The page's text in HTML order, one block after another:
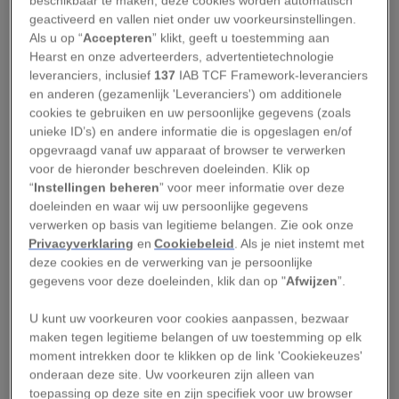
MATEJ HARTMAN, TRANSDINARICA.COM
De Trans Dinarica biedt veel bezoekers voor het eerst de kans om langs
Werelderfgoed-plekken en door dorpen en nationale parken te fietsen.
Hier komen fietsers door het dorp Vrboska, op het Kroatische eiland Hvar.
Met zijn netwerk van afwisselend verharde en
onverharde weggetjes is de route samengesteld
uit mountainbike-paden, gravelwegen en
geasfalteerde stukken, en benadrukt het scala
kammen met uitzicht op zee, bergpassen, -
meren en -rivieren, en stadjes in het hart van de
Dinarische Alpen (vandaar de naam) en de
geactiveerd en vallen niet onder uw voorkeursinstellingen.
Als u op “Accepteren” klikt, geeft u toestemming aan
Hearst en onze adverteerders, advertentietechnologie
leveranciers, inclusief 137 IAB TCF Framework-leveranciers
en anderen (gezamenlijk 'Leveranciers') om additionele
cookies te gebruiken en uw persoonlijke gegevens (zoals
unieke ID’s) en andere informatie die is opgeslagen en/of
opgevraagd vanaf uw apparaat of browser te verwerken
voor de hieronder beschreven doeleinden. Klik op
“Instellingen beheren” voor meer informatie over deze
doeleinden en waar wij uw persoonlijke gegevens
verwerken op basis van legitieme belangen. Zie ook onze
Privacyverklaring enCookiebeleid. Als je niet instemt met
deze cookies en de verwerking van je persoonlijke
gegevens voor deze doeleinden, klik dan op "Afwijzen”.
U kunt uw voorkeuren voor cookies aanpassen, bezwaar
maken tegen legitieme belangen of uw toestemming op elk
moment intrekken door te klikken op de link 'Cookiekeuzes'
onderaan deze site. Uw voorkeuren zijn alleen van
toepassing op deze site en zijn specifiek voor uw browser